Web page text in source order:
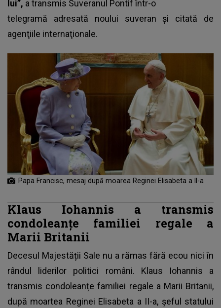
lui”, a transmis Suveranul Pontifîntr-o
telegramă adresată noului suveran şi citată de
agenţiile internaţionale.
Papa Francisc, mesaj după moarea Reginei Elisabeta a II-a
Klaus Iohannis a transmis
condoleanțe familiei regale a
Marii Britanii
Decesul Majestății Sale nu a rămas fără ecou nici în
rândul liderilor politici români. Klaus Iohannis a
transmis condoleanțe familiei regale a Marii Britanii,
după moartea Reginei Elisabeta a II-a, șeful statului